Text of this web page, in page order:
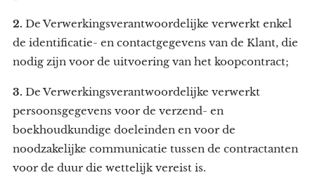
2. De Verwerkingsverantwoordelijke verwerkt enkel
de identificatie- en contactgegevens van de Klant, die
nodig zijn voor de uitvoering van het koopcontract;
3. De Verwerkingsverantwoordelijke verwerkt
persoonsgegevens voor de verzend- en
boekhoudkundige doeleinden en voor de
noodzakelijke communicatie tussen de contractanten
voor de duur die wettelijk vereist is.